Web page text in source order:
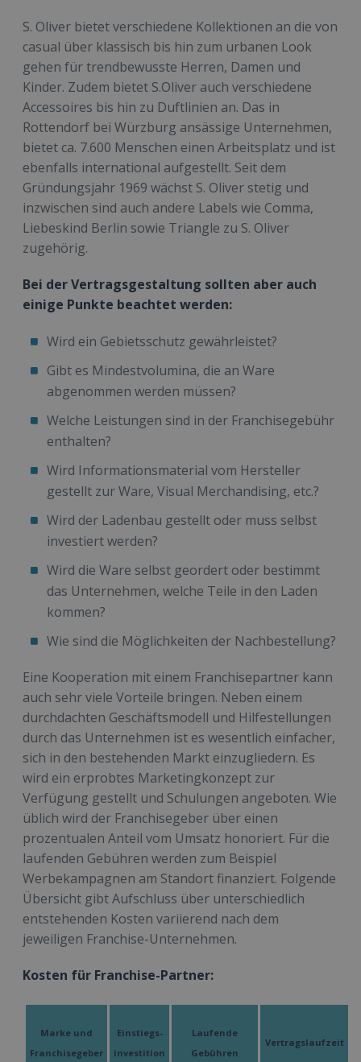
S. Oliver bietet verschiedene Kollektionen an die von
casual über klassisch bis hin zum urbanen Look
gehen für trendbewusste Herren, Damen und
Kinder. Zudem bietet S.Oliver auch verschiedene
Accessoires bis hin zu Duftlinien an. Das in
Rottendorf bei Würzburg ansässige Unternehmen,
bietet ca. 7.600 Menschen einen Arbeitsplatz und ist
ebenfalls international aufgestellt. Seit dem
Gründungsjahr 1969 wächst S. Oliver stetig und
inzwischen sind auch andere Labels wie Comma,
Liebeskind Berlin sowie Triangle zu S. Oliver
zugehörig.
Bei der Vertragsgestaltung sollten aber auch
einige Punkte beachtet werden:
Wird ein Gebietsschutz gewährleistet?
Gibt es Mindestvolumina, die an Ware
abgenommen werden müssen?
Welche Leistungen sind in der Franchisegebühr
enthalten?
Wird Informationsmaterial vom Hersteller
gestellt zur Ware, Visual Merchandising, etc.?
Wird der Ladenbau gestellt oder muss selbst
investiert werden?
Wird die Ware selbst geordert oder bestimmt
das Unternehmen, welche Teile in den Laden
kommen?
Wie sind die Möglichkeiten der Nachbestellung?
Eine Kooperation mit einem Franchisepartner kann
auch sehr viele Vorteile bringen. Neben einem
durchdachten Geschäftsmodell und Hilfestellungen
durch das Unternehmen ist es wesentlich einfacher,
sich in den bestehenden Markt einzugliedern. Es
wird ein erprobtes Marketingkonzept zur
Verfügung gestellt und Schulungen angeboten. Wie
üblich wird der Franchisegeber über einen
prozentualen Anteil vom Umsatz honoriert. Für die
laufenden Gebühren werden zum Beispiel
Werbekampagnen am Standort finanziert. Folgende
Übersicht gibt Aufschluss über unterschiedlich
entstehenden Kosten variierend nach dem
jeweiligen Franchise-Unternehmen.
Kosten für Franchise-Partner:
Marke und
Franchisegeber
Einstiegs-
investition
Laufende
Gebühren
Vertragslaufzeit